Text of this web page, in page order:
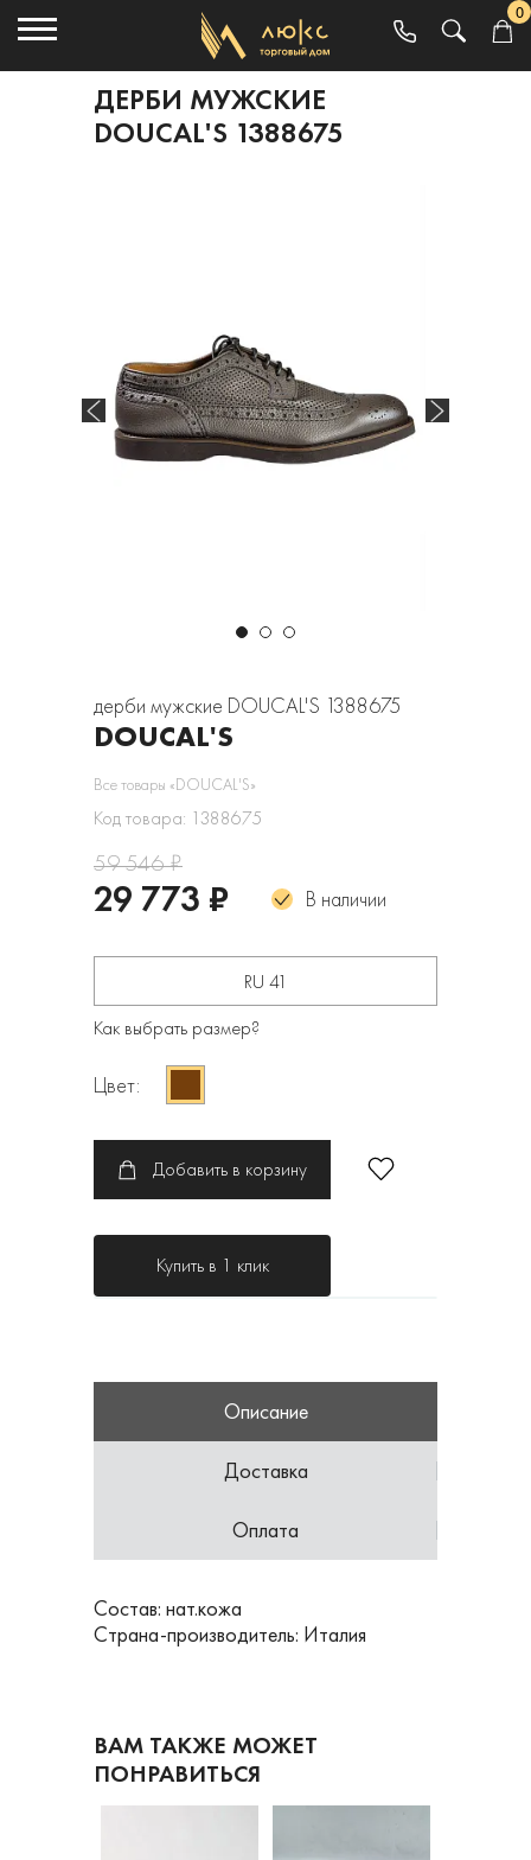
0
ДЕРБИ МУЖСКИЕ
DOUCAL'S 1388675
дерби мужские DOUCAL'S 1388675
DOUCAL'S
Все товары «DOUCAL'S»
Код товара: 1388675
59 546 ₽
29 773 ₽ В наличии
RU 41
Как выбрать размер?
Цвет:
Добавить в корзину
Купить в 1 клик
Описание
Доставка
Оплата
Состав: нат.кожа
Страна-производитель: Италия
ВАМ ТАКЖЕ МОЖЕТ
ПОНРАВИТЬСЯ